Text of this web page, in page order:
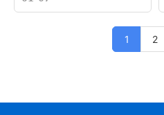
1 2